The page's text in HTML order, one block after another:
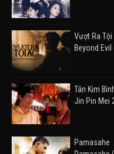
Vượt Ra
Beyond Evil
Tân Kim
Jin Pin Mei
Pamasahe